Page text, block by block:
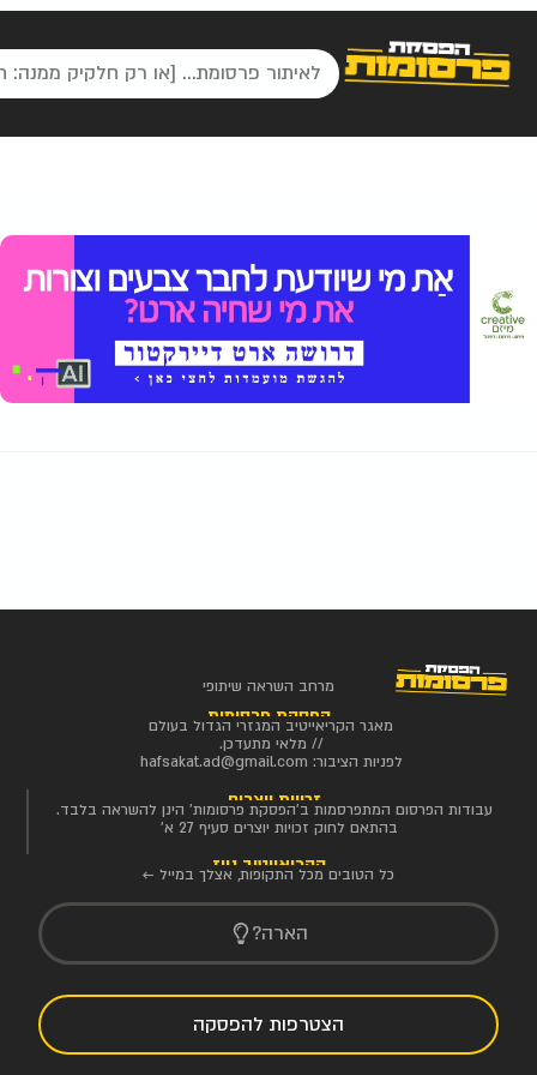
מרחב השראה שיתופי
הפסקת פרסומות
מאגר הקריאייטיב המגזרי הגדול בעולם
// מלאי מתעדכן.
לפניות הציבור: hafsakat.ad@gmail.com
זכויות יוצרים
עבודות הפרסום המתפרסמות ב'הפסקת פרסומות' הינן להשראה בלבד.
בהתאם לחוק זכויות יוצרים סעיף 27 א'
הקריאייטיב ניוז
כל הטובים מכל התקופות, אצלך במייל ←
הארה?
הצטרפות להפסקה